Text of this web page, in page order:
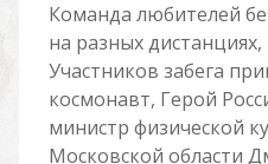
Команда любителей
на разных
Участников забега
космонавт, Герой
министр физической
Московской области